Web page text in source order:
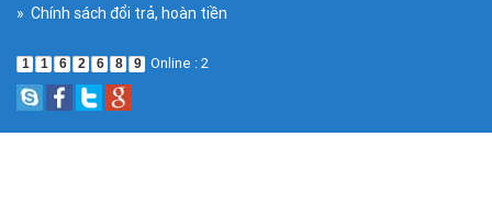
» Chính sách đổi trả, hoàn tiền
1 1 6 2 6 8 9 Online : 2